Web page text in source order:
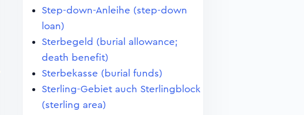
Step-down-Anleihe (step-down
loan)
Sterbegeld (burial allowance;
death benefit)
Sterbekasse (burial funds)
Sterling-Gebiet auch Sterlingblock
(sterling area)